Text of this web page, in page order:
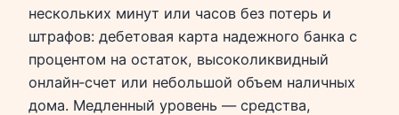
нескольких минут или часов без потерь и
штрафов: дебетовая карта надежного банка с
процентом на остаток, высоколиквидный
онлайн‑счет или небольшой объем наличных
дома. Медленный уровень — средства,